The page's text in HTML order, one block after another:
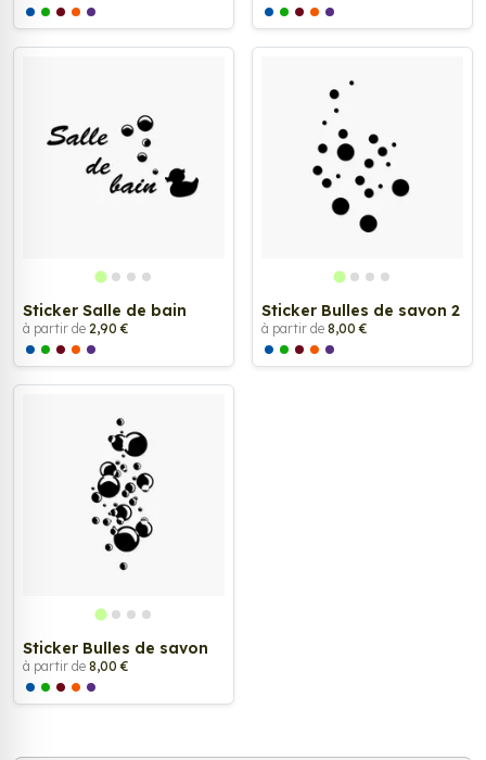
Sticker Salle de bain
à partir de 2,90 €
Sticker Bulles de savon 2
à partir de 8,00 €
Sticker Bulles de savon
à partir de 8,00 €